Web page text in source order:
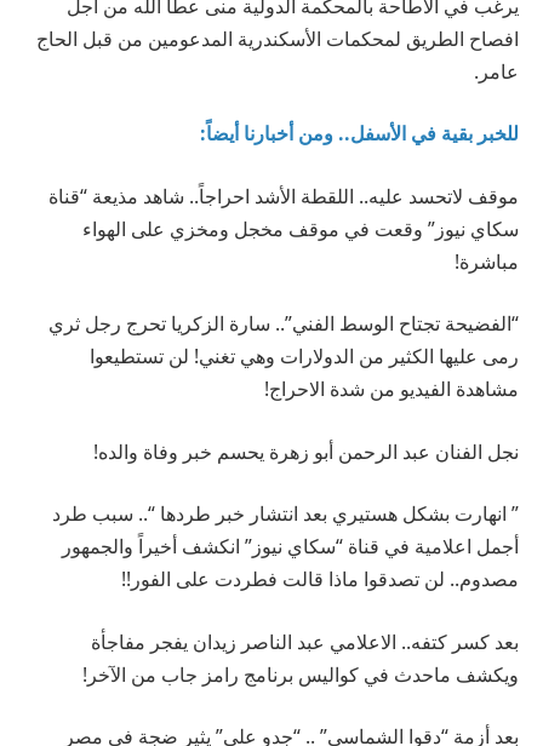
يرغب في الاطاحة بالمحكمة الدولية منى عطا الله من اجل
افصاح الطريق لمحكمات الأسكندرية المدعومين من قبل الحاج
عامر.
للخبر بقية في الأسفل.. ومن أخبارنا أيضاً:
موقف لاتحسد عليه.. اللقطة الأشد احراجاً.. شاهد مذيعة “قناة
سكاي نيوز” وقعت في موقف مخجل ومخزي على الهواء
مباشرة!
“الفضيحة تجتاح الوسط الفني”.. سارة الزكريا تحرج رجل ثري
رمى عليها الكثير من الدولارات وهي تغني! لن تستطيعوا
مشاهدة الفيديو من شدة الاحراج!
نجل الفنان عبد الرحمن أبو زهرة يحسم خبر وفاة والده!
” انهارت بشكل هستيري بعد انتشار خبر طردها “.. سبب طرد
أجمل اعلامية في قناة “سكاي نيوز” انكشف أخيراً والجمهور
مصدوم.. لن تصدقوا ماذا قالت فطردت على الفور!!
بعد كسر كتفه.. الاعلامي عبد الناصر زيدان يفجر مفاجأة
ويكشف ماحدث في كواليس برنامج رامز جاب من الآخر!
بعد أزمة “دقوا الشماسي” .. “جدو علي” يثير ضجة في مصر